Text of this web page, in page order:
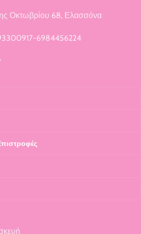
Οκτωβρίου 68, Ελασσόνα
6984456224